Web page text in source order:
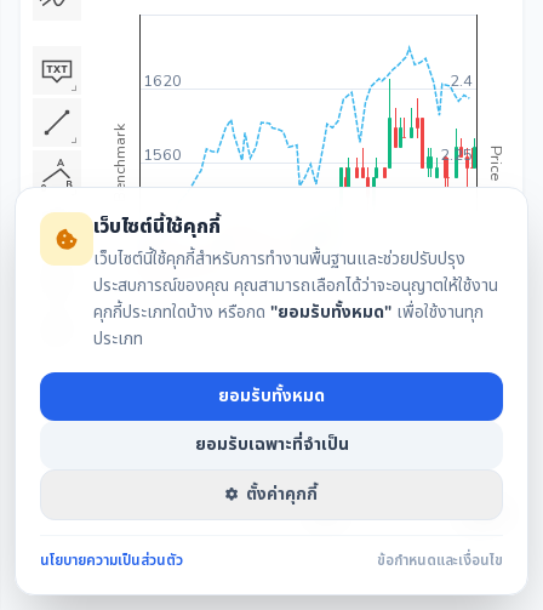
Price
Benchmark
Volume
1 ก.ค. 2569
2543
2543
2.4
1.95
2.25
1440
1500
1560
1620
เว็บไซต์นี้ใช้คุกกี้
เว็บไซต์นี้ใช้คุกกี้สำหรับการทำงานพื้นฐานและช่วยปรับปรุง
ประสบการณ์ของคุณ คุณสามารถเลือกได้ว่าจะอนุญาตให้ใช้งาน
คุกกี้ประเภทใดบ้าง หรือกด "ยอมรับทั้งหมด" เพื่อใช้งานทุก
ประเภท
ยอมรับทั้งหมด
ยอมรับเฉพาะที่จำเป็น
ตั้งค่าคุกกี้
นโยบายความเป็นส่วนตัว ข้อกำหนดและเงื่อนไข